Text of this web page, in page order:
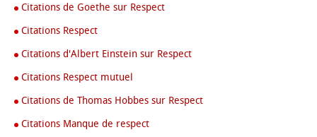
Citations de Goethe sur Respect
Citations Respect
Citations d'Albert Einstein sur Respect
Citations Respect mutuel
Citations de Thomas Hobbes sur Respect
Citations Manque de respect